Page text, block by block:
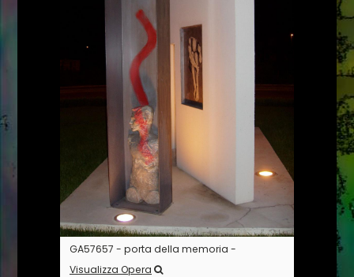
GA57657 - porta della memoria -
Visualizza Opera